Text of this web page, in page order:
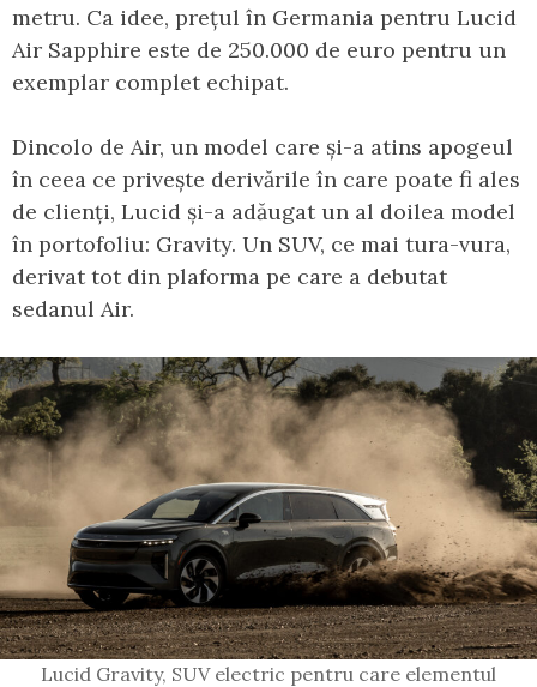
metru. Ca idee, prețul în Germania pentru Lucid
Air Sapphire este de 250.000 de euro pentru un
exemplar complet echipat.
Dincolo de Air, un model care și-a atins apogeul
în ceea ce privește derivările în care poate fi ales
de clienți, Lucid și-a adăugat un al doilea model
în portofoliu: Gravity. Un SUV, ce mai tura-vura,
derivat tot din plaforma pe care a debutat
sedanul Air.
Lucid Gravity, SUV electric pentru care elementul